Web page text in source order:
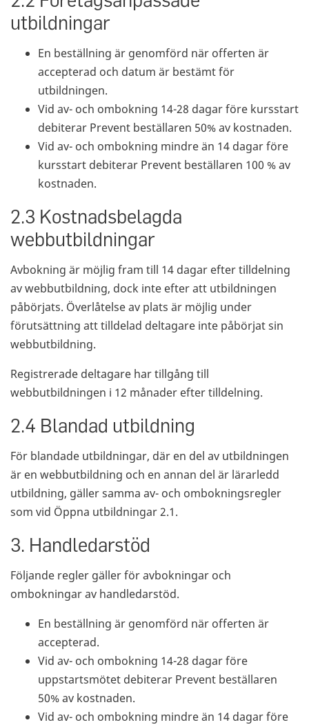
utbildningar
En beställning är genomförd när offerten är
accepterad och datum är bestämt för
utbildningen.
Vid av- och ombokning 14-28 dagar före kursstart
debiterar Prevent beställaren 50% av kostnaden.
Vid av- och ombokning mindre än 14 dagar före
kursstart debiterar Prevent beställaren 100 % av
kostnaden.
2.3 Kostnadsbelagda
webbutbildningar
Avbokning är möjlig fram till 14 dagar efter tilldelning
av webbutbildning, dock inte efter att utbildningen
påbörjats. Överlåtelse av plats är möjlig under
förutsättning att tilldelad deltagare inte påbörjat sin
webbutbildning.
Registrerade deltagare har tillgång till
webbutbildningen i 12 månader efter tilldelning.
2.4 Blandad utbildning
För blandade utbildningar, där en del av utbildningen
är en webbutbildning och en annan del är lärarledd
utbildning, gäller samma av- och ombokningsregler
som vid Öppna utbildningar 2.1.
3. Handledarstöd
Följande regler gäller för avbokningar och
ombokningar av handledarstöd.
En beställning är genomförd när offerten är
accepterad.
Vid av- och ombokning 14-28 dagar före
uppstartsmötet debiterar Prevent beställaren
50% av kostnaden.
Vid av- och ombokning mindre än 14 dagar före